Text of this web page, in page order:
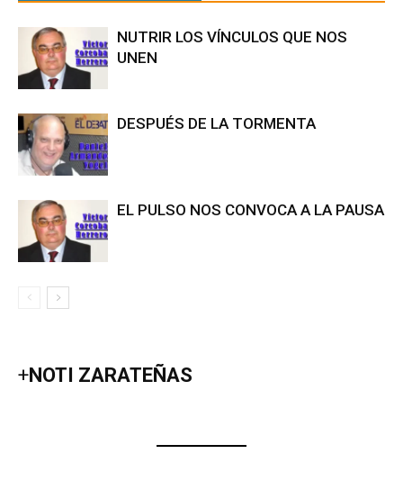
NUTRIR LOS VÍNCULOS QUE NOS
UNEN
DESPUÉS DE LA TORMENTA
EL PULSO NOS CONVOCA A LA PAUSA
+NOTI ZARATEÑAS